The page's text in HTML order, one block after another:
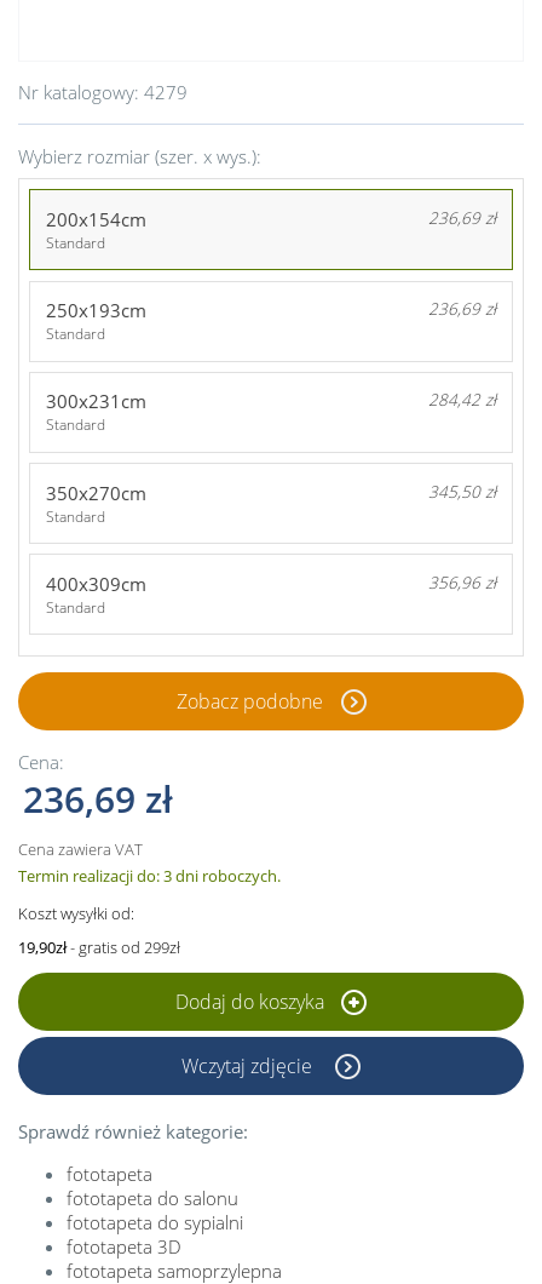
Nr katalogowy: 4279
Wybierz rozmiar (szer. x wys.):
200x154cm 236,69 zł
Standard
250x193cm 236,69 zł
Standard
300x231cm 284,42 zł
Standard
350x270cm 345,50 zł
Standard
400x309cm 356,96 zł
Standard
Zobacz podobne
Cena:
236,69 zł
Cena zawiera VAT
Termin realizacji do: 3 dni roboczych.
Koszt wysyłki od:
19,90zł- gratis od 299zł
Dodaj do koszyka
Wczytaj zdjęcie
Sprawdź również kategorie:
fototapeta
fototapeta do salonu
fototapeta do sypialni
fototapeta 3D
fototapeta samoprzylepna